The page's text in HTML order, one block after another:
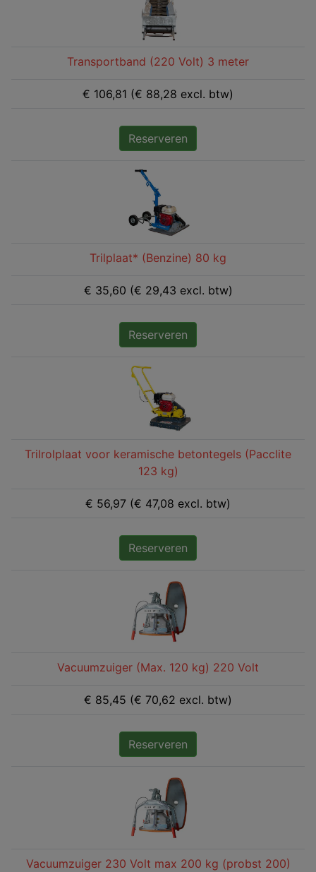
Transportband (220 Volt) 3 meter
€ 106,81 (€ 88,28 excl. btw)
Reserveren
Trilplaat* (Benzine) 80 kg
€ 35,60 (€ 29,43 excl. btw)
Reserveren
Trilrolplaat voor keramische betontegels (Pacclite
123 kg)
€ 56,97 (€ 47,08 excl. btw)
Reserveren
Vacuumzuiger (Max. 120 kg) 220 Volt
€ 85,45 (€ 70,62 excl. btw)
Reserveren
Vacuumzuiger 230 Volt max 200 kg (probst 200)